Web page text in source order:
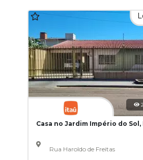
Casa no Jardim Império do Sol,
Rua Haroldo de Freitas